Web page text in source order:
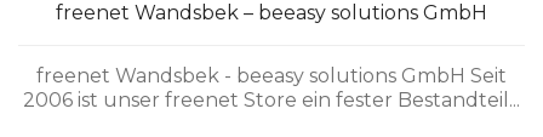
freenet Wandsbek – beeasy solutions GmbH
freenet Wandsbek - beeasy solutions GmbH Seit
2006 ist unser freenet Store ein fester Bestandteil...